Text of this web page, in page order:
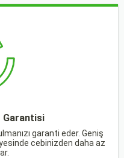
Garantisi
garanti eder. Geniş
cebinizden daha az